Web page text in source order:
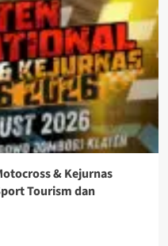
& Kejurnas
Tourism dan